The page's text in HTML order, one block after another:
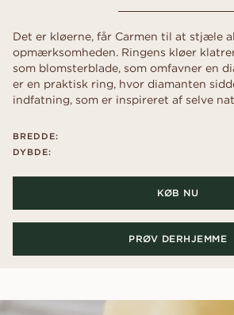
Det er kløerne, får Carmen til at stjæle al
opmærksomheden. Ringens kløer
som blomsterblade, som omfavner en
er en praktisk ring, hvor diamanten
indfatning, som er inspireret af selve
BREDDE:
DYBDE:
KØB NU
PRØV DERHJEMME